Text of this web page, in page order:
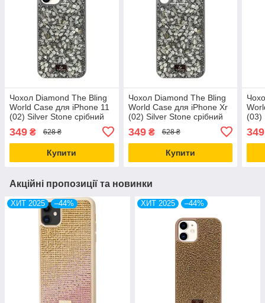
Чохол Diamond The Bling
World Case для iPhone 11
(02) Silver Stone срібний
349 ₴ 628 ₴
Купити
Чохол Diamond The Bling
World Case для iPhone Xr
(02) Silver Stone срібний
349₴ 628 ₴
Купити
(03)
349
Акційні пропозиції та новинки
ХИТ 2025 –44% ХИТ 2025 –44%